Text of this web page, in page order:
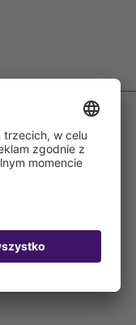
nie ma syfonu.